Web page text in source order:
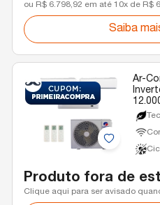
ou R$ 6.798,92 em até 10x de R$
Saiba
Ar-
220v
Produto fora de
Clique aqui para ser avisado